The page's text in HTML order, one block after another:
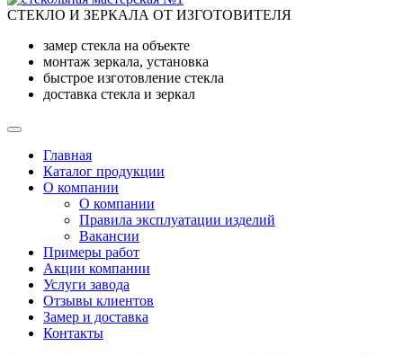
СТЕКЛО И ЗЕРКАЛА ОТ ИЗГОТОВИТЕЛЯ
замер стекла на объекте
монтаж зеркала, установка
быстрое изготовление стекла
доставка стекла и зеркал
Главная
Каталог продукции
О компании
О компании
Правила эксплуатации изделий
Вакансии
Примеры работ
Акции компании
Услуги завода
Отзывы клиентов
Замер и доставка
Контакты